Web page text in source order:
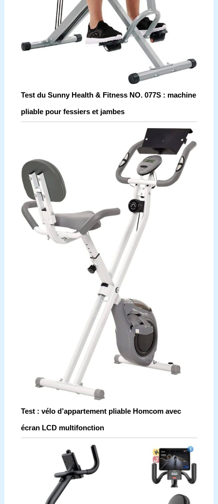
Test du Sunny Health & Fitness NO. 077S : machine
pliable pour fessiers et jambes
Test : vélo d’appartement pliable Homcom avec
écran LCD multifonction